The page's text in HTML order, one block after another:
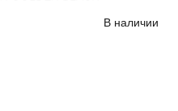
В наличии